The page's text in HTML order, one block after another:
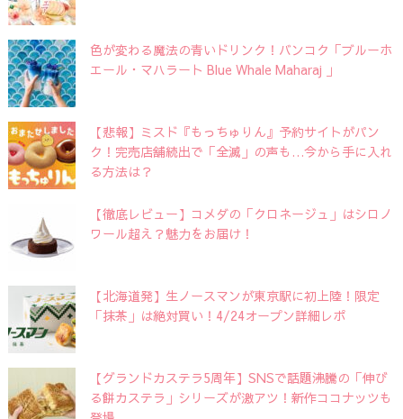
色が変わる魔法の青いドリンク！バンコク「ブルーホ
エール・マハラート Blue Whale Maharaj 」
【悲報】ミスド『もっちゅりん』予約サイトがパン
ク！完売店舗続出で「全滅」の声も…今から手に入れ
る方法は？
【徹底レビュー】コメダの「クロネージュ」はシロノ
ワール超え？魅力をお届け！
【北海道発】生ノースマンが東京駅に初上陸！限定
「抹茶」は絶対買い！4/24オープン詳細レポ
【グランドカステラ5周年】SNSで話題沸騰の「伸び
る餅カステラ」シリーズが激アツ！新作ココナッツも